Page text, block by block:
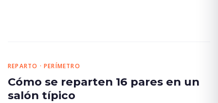
REPARTO · PERÍMETRO
Cómo se reparten 16 pares en un
salón típico